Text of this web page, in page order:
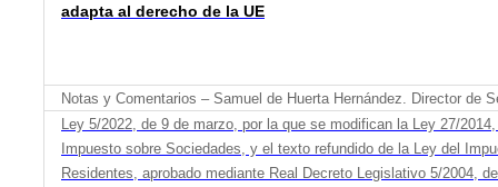
adapta al derecho de la UE
Notas y Comentarios – Samuel de Huerta Hernández. Director de
Ley 5/2022, de 9 de marzo, por la que se modifican la Ley 27/
Impuesto sobre Sociedades, y el texto refundido de la Ley del
Residentes, aprobado mediante Real Decreto Legislativo 5/2004,